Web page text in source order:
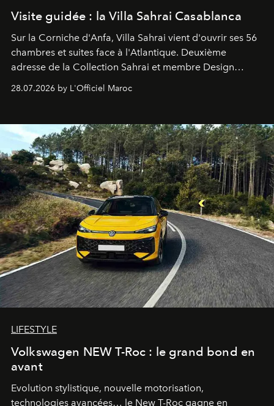
Visite guidée : la Villa Sahrai Casablanca
Sur la Corniche d'Anfa, Villa Sahrai vient d'ouvrir ses 56
chambres et suites face à l'Atlantique. Deuxième
adresse de la Collection Sahrai et membre Design
Pillet promet un lieu de vie complet. On y a déjeuné…
28.07.2026 by L'Officiel Maroc
LIFESTYLE
Volkswagen NEW T-Roc : le grand bond en
avant
Evolution stylistique, nouvelle motorisation,
technologies avancées… le New T-Roc gagne en